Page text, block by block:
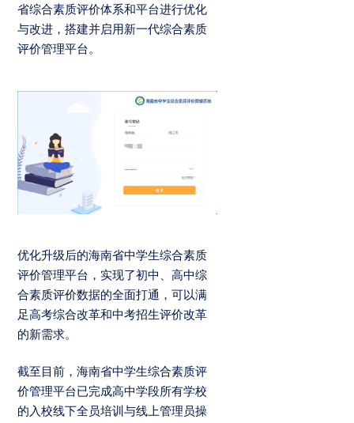
省综合素质评价体系和平台进行优化
与改进，搭建并启用新一代综合素质
评价管理平台。
优化升级后的海南省中学生综合素质
评价管理平台，实现了初中、高中综
合素质评价数据的全面打通，可以满
足高考综合改革和中考招生评价改革
的新需求。
截至目前，海南省中学生综合素质评
价管理平台已完成高中学段所有学校
的入校线下全员培训与线上管理员操